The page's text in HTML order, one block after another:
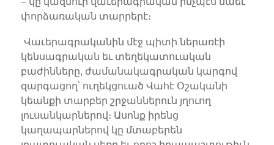
փորձառական տարրերէ։
Վաւերագրականին մէջ պիտի ներառէի
կենսագրական եւ տեղեկատուական
բաժինները, ժամանակագրական կարգով
զարգացող՝ ուղեկցուած Վահէ Օշականի
կեանքի տարբեր շրջաններուն յղուող
լուսանկարներով։ Ասոնք իրենց
կաղապարներով կը մտաբերեն